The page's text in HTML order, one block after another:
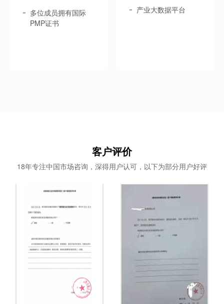
多位成员拥有国际
PMP证书
产业大数据平台
客户评价
18年专注中国市场咨询，深得用户认可，以下为部分用户好评